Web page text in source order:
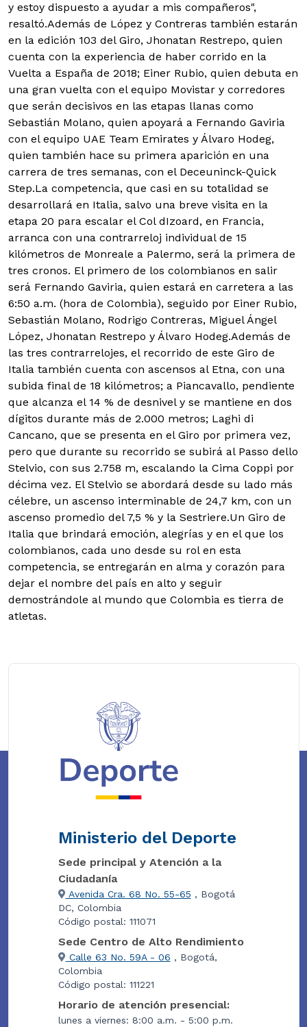
y estoy dispuesto a ayudar a mis compañeros",
resaltó.Además de López y Contreras también estarán
en la edición 103 del Giro, Jhonatan Restrepo, quien
cuenta con la experiencia de haber corrido en la
Vuelta a España de 2018; Einer Rubio, quien debuta en
una gran vuelta con el equipo Movistar y corredores
que serán decisivos en las etapas llanas como
Sebastián Molano, quien apoyará a Fernando Gaviria
con el equipo UAE Team Emirates y Álvaro Hodeg,
quien también hace su primera aparición en una
carrera de tres semanas, con el Deceuninck-Quick
Step.La competencia, que casi en su totalidad se
desarrollará en Italia, salvo una breve visita en la
etapa 20 para escalar el Col dIzoard, en Francia,
arranca con una contrarreloj individual de 15
kilómetros de Monreale a Palermo, será la primera de
tres cronos. El primero de los colombianos en salir
será Fernando Gaviria, quien estará en carretera a las
6:50 a.m. (hora de Colombia), seguido por Einer Rubio,
Sebastián Molano, Rodrigo Contreras, Miguel Ángel
López, Jhonatan Restrepo y Álvaro Hodeg.Además de
las tres contrarrelojes, el recorrido de este Giro de
Italia también cuenta con ascensos al Etna, con una
subida final de 18 kilómetros; a Piancavallo, pendiente
que alcanza el 14 % de desnivel y se mantiene en dos
dígitos durante más de 2.000 metros; Laghi di
Cancano, que se presenta en el Giro por primera vez,
pero que durante su recorrido se subirá al Passo dello
Stelvio, con sus 2.758 m, escalando la Cima Coppi por
décima vez. El Stelvio se abordará desde su lado más
célebre, un ascenso interminable de 24,7 km, con un
ascenso promedio del 7,5 % y la Sestriere.Un Giro de
Italia que brindará emoción, alegrías y en el que los
colombianos, cada uno desde su rol en esta
competencia, se entregarán en alma y corazón para
dejar el nombre del país en alto y seguir
demostrándole al mundo que Colombia es tierra de
atletas.
Ministerio del Deporte
Sede principal y Atención a la
Ciudadanía
Avenida Cra. 68 No. 55-65 , Bogotá
DC, Colombia
Código postal: 111071
Sede Centro de Alto Rendimiento
Calle 63 No. 59A - 06 , Bogotá,
Colombia
Código postal: 111221
Horario de atención presencial:
lunes a viernes: 8:00 a.m. - 5:00 p.m.